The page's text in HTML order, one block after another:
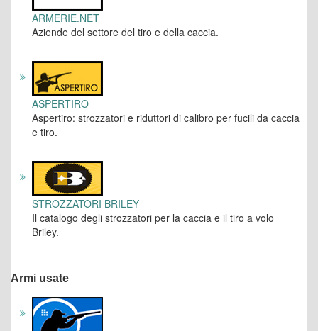
ARMERIE.NET
Aziende del settore del tiro e della caccia.
ASPERTIRO
Aspertiro: strozzatori e riduttori di calibro per fucili da caccia
e tiro.
STROZZATORI BRILEY
Il catalogo degli strozzatori per la caccia e il tiro a volo
Briley.
Armi usate